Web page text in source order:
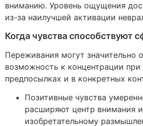
вниманию. Уровень ощущения
из-за наилучшей активации
Когда чувства способствуют
Переживания могут значительно
возможность к концентрации при
предпосылках и в конкретных
Позитивные чувства
расширяют центр внимания
изобретательному